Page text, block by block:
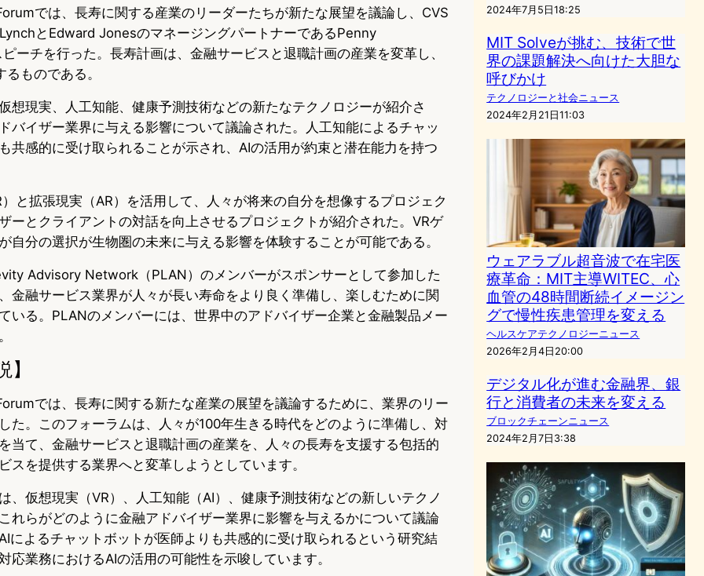
では、長寿に関する産業のリーダーたちが新たな展望を議論し、CVS
とEdward JonesのマネージングパートナーであるPenny
ーチを行った。長寿計画は、金融サービスと退職計画の産業を変革し、
ものである。
想現実、人工知能、健康予測技術などの新たなテクノロジーが紹介さ
バイザー業界に与える影響について議論された。人工知能によるチャッ
共感的に受け取られることが示され、AIの活用が約束と潜在能力を持つ
と拡張現実（AR）を活用して、人々が将来の自分を想像するプロジェク
ーとクライアントの対話を向上させるプロジェクトが紹介された。VRゲ
自分の選択が生物圏の未来に与える影響を体験することが可能である。
Advisory Network（PLAN）のメンバーがスポンサーとして参加した
金融サービス業界が人々が長い寿命をより良く準備し、楽しむために関
いる。PLANのメンバーには、世界中のアドバイザー企業と金融製品メー
では、長寿に関する新たな産業の展望を議論するために、業界のリー
た。このフォーラムは、人々が100年生きる時代をどのように準備し、対
当て、金融サービスと退職計画の産業を、人々の長寿を支援する包括的
スを提供する業界へと変革しようとしています。
、仮想現実（VR）、人工知能（AI）、健康予測技術などの新しいテクノ
れらがどのように金融アドバイザー業界に影響を与えるかについて議論
によるチャットボットが医師よりも共感的に受け取られるという研究結
応業務におけるAIの活用の可能性を示唆しています。
2024年7月5日18:25
MIT Solveが挑む、技術で世
界の課題解決へ向けた大胆な
呼びかけ
テクノロジーと社会ニュース
2024年2月21日11:03
ウェアラブル超音波で在宅医
療革命：MIT主導WITEC、心
血管の48時間断続イメージン
グで慢性疾患管理を変える
ヘルスケアテクノロジーニュース
2026年2月4日20:00
デジタル化が進む金融界、銀
行と消費者の未来を変える
ブロックチェーンニュース
2024年2月7日3:38